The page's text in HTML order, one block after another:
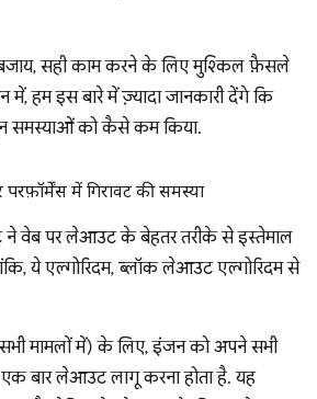
सही काम करने के लिए मुश्किल फ़ैसले
हम इस बारे में ज़्यादा जानकारी देंगे कि
समस्याओं को कैसे कम किया.
में गिरावट की समस्या
वेब पर लेआउट के बेहतर तरीके से इस्तेमाल
ये एल्गोरिदम, ब्लॉक लेआउट एल्गोरिदम से
मामलों में) के लिए, इंजन को अपने सभी
एक बार लेआउट लागू करना होता है. यह